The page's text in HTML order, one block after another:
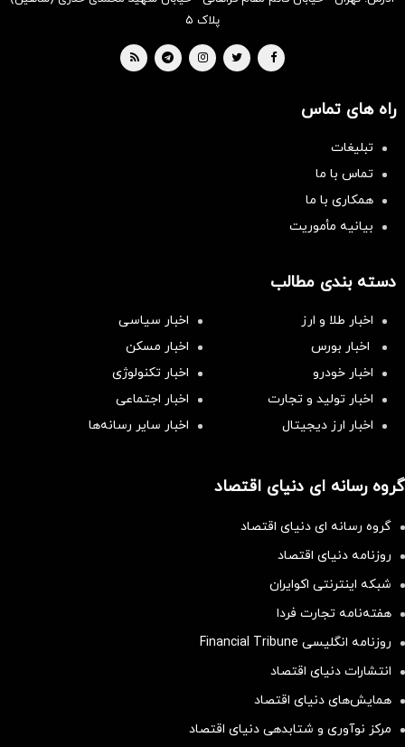
پلاک ۵
راه های تماس
تبلیغات
تماس با ما
همکاری با ما
بیانیه مأموریت
دسته بندی مطالب
اخبار طلا و ارز
اخبار سیاسی
اخبار بورس
اخبار مسکن
اخبار خودرو
اخبار تکنولوژی
اخبار تولید و تجارت
اخبار اجتماعی
اخبار ارز دیجیتال
اخبار سایر رسانه‌‌ها
گروه رسانه ای دنیای اقتصاد
گروه رسانه ای دنیای اقتصاد
روزنامه دنیای اقتصاد
شبکه اینترنتی اکوایران
هفته‌نامه تجارت فردا
روزنامه انگلیسی Financial Tribune
انتشارات دنیای اقتصاد
همایش‌های دنیای اقتصاد
مرکز نوآوری و شتابدهی دنیای اقتصاد